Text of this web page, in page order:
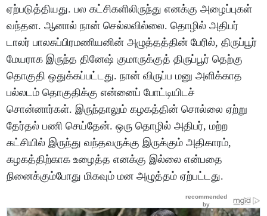
ஏற்படுத்தியது. பல கட்சிகளிலிருந்து எனக்கு அழைப்புகள்
வந்தன. ஆனால் நான் செல்லவில்லை. தொழில் அதிபர்
டாலர் பாலசுப்பிரமணியனின் அழுத்தத்தின் பேரில், திருப்பூர்
மேயராக இருந்த தினேஷ் குமாருக்குத் திருப்பூர் தெற்கு
தொகுதி ஒதுக்கப்பட்டது. நான் விருப்ப மனு அளிக்காத
பல்லடம் தொகுதிக்கு என்னைப் போட்டியிடச்
சொன்னார்கள். இருந்தாலும் கழகத்தின் சொல்லை ஏற்று
தேர்தல் பணி செய்தேன். ஒரு தொழில் அதிபர், மற்ற
கட்சியில் இருந்து வந்தவருக்கு இருக்கும் அதிகாரம்,
கழகத்திற்காக உழைத்த எனக்கு இல்லை என்பதை
நினைக்கும்போது மிகவும் மன அழுத்தம் ஏற்பட்டது.